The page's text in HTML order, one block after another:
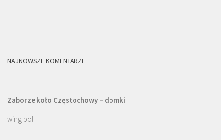
NAJNOWSZE KOMENTARZE
Zaborze koło Częstochowy – domki
wing pol